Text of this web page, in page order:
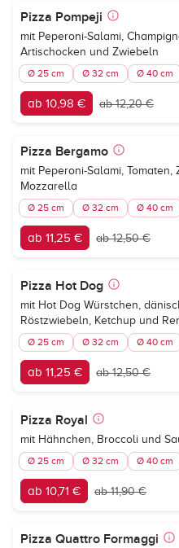
Pizza Pompeji
mit Peperoni-Salami,
Artischocken und Zwiebeln
Ø 25 cm Ø 32 cm Ø 40 cm
ab 10,98 € ab 12,20 €
Pizza Bergamo
mit Peperoni-Salami, Tomaten,
Mozzarella
Ø 25 cm Ø 32 cm Ø 40 cm
ab 11,25 € ab 12,50 €
Pizza Hot Dog
mit Hot Dog Würstchen,
Röstzwiebeln, Ketchup und
Ø 25 cm Ø 32 cm Ø 40 cm
ab 11,25 € ab 12,50 €
Pizza Royal
mit Hähnchen, Broccoli und
Ø 25 cm Ø 32 cm Ø 40 cm
ab 10,71 € ab 11,90 €
Pizza Quattro Formaggi